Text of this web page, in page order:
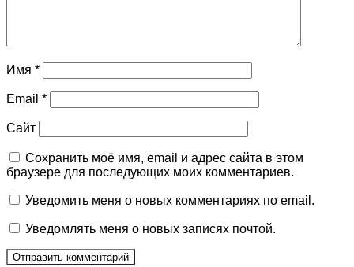
Имя *
Email *
Сайт
Сохранить моё имя, email и адрес сайта в этом
браузере для последующих моих комментариев.
Уведомить меня о новых комментариях по email.
Уведомлять меня о новых записях почтой.